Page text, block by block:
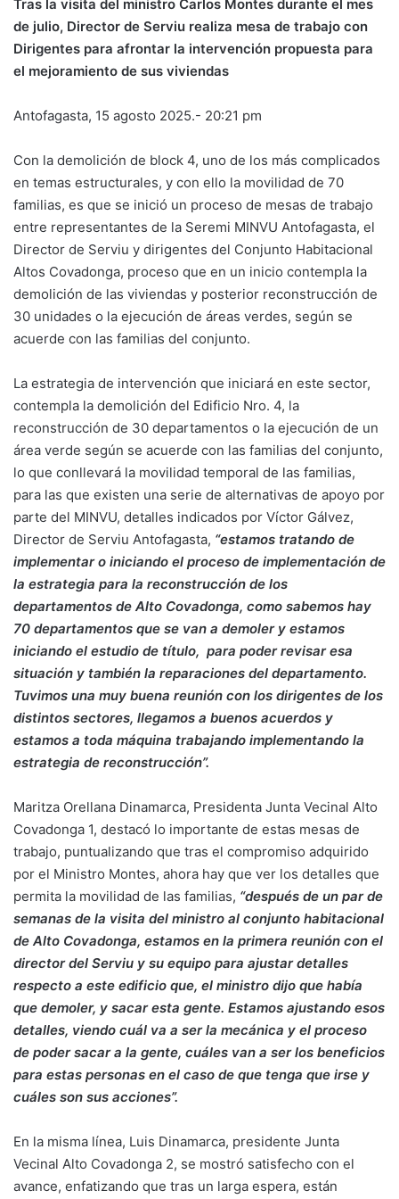
Tras la visita del ministro Carlos Montes durante el mes
de julio, Director de Serviu realiza mesa de trabajo con
Dirigentes para afrontar la intervención propuesta para
el mejoramiento de sus viviendas
Antofagasta, 15 agosto 2025.- 20:21 pm
Con la demolición de block 4, uno de los más complicados
en temas estructurales, y con ello la movilidad de 70
familias, es que se inició un proceso de mesas de trabajo
entre representantes de la Seremi MINVU Antofagasta, el
Director de Serviu y dirigentes del Conjunto Habitacional
Altos Covadonga, proceso que en un inicio contempla la
demolición de las viviendas y posterior reconstrucción de
30 unidades o la ejecución de áreas verdes, según se
acuerde con las familias del conjunto.
La estrategia de intervención que iniciará en este sector,
contempla la demolición del Edificio Nro. 4, la
reconstrucción de 30 departamentos o la ejecución de un
área verde según se acuerde con las familias del conjunto,
lo que conllevará la movilidad temporal de las familias,
para las que existen una serie de alternativas de apoyo por
parte del MINVU, detalles indicados por Víctor Gálvez,
Director de Serviu Antofagasta, “estamos tratando de
implementar o iniciando el proceso de implementación de
la estrategia para la reconstrucción de los
departamentos de Alto Covadonga, como sabemos hay
70 departamentos que se van a demoler y estamos
iniciando el estudio de título, para poder revisar esa
situación y también la reparaciones del departamento.
Tuvimos una muy buena reunión con los dirigentes de los
distintos sectores, llegamos a buenos acuerdos y
estamos a toda máquina trabajando implementando la
estrategia de reconstrucción”.
Maritza Orellana Dinamarca, Presidenta Junta Vecinal Alto
Covadonga 1, destacó lo importante de estas mesas de
trabajo, puntualizando que tras el compromiso adquirido
por el Ministro Montes, ahora hay que ver los detalles que
permita la movilidad de las familias, “después de un par de
semanas de la visita del ministro al conjunto habitacional
de Alto Covadonga, estamos en la primera reunión con el
director del Serviu y su equipo para ajustar detalles
respecto a este edificio que, el ministro dijo que había
que demoler, y sacar esta gente. Estamos ajustando esos
detalles, viendo cuál va a ser la mecánica y el proceso
de poder sacar a la gente, cuáles van a ser los beneficios
para estas personas en el caso de que tenga que irse y
cuáles son sus acciones”.
En la misma línea, Luis Dinamarca, presidente Junta
Vecinal Alto Covadonga 2, se mostró satisfecho con el
avance, enfatizando que tras un larga espera, están